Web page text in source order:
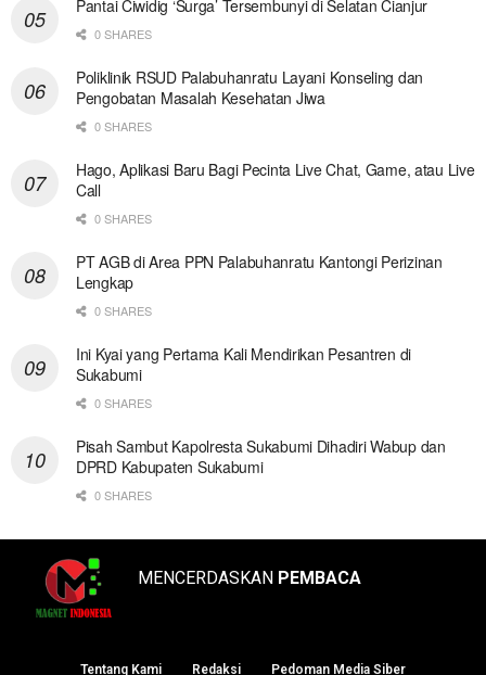
Pantai Ciwidig ‘Surga’ Tersembunyi di Selatan Cianjur
0 SHARES
Poliklinik RSUD Palabuhanratu Layani Konseling dan
Pengobatan Masalah Kesehatan Jiwa
0 SHARES
Hago, Aplikasi Baru Bagi Pecinta Live Chat, Game, atau Live
Call
0 SHARES
PT AGB di Area PPN Palabuhanratu Kantongi Perizinan
Lengkap
0 SHARES
Ini Kyai yang Pertama Kali Mendirikan Pesantren di
Sukabumi
0 SHARES
Pisah Sambut Kapolresta Sukabumi Dihadiri Wabup dan
DPRD Kabupaten Sukabumi
0 SHARES
MENCERDASKAN PEMBACA
Tentang Kami Redaksi Pedoman Media Siber